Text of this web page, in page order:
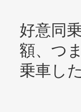
好意同
額、つ
乗車し